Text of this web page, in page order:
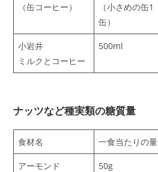
（缶コーヒー）
（小さめの缶1
缶）
小岩井
ミルクとコーヒー
500ml
ナッツなど種実類の糖質量
食材名 一食当たりの量
アーモンド
50g